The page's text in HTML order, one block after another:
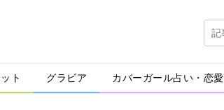
ト グラビア カバーガール占い・恋愛